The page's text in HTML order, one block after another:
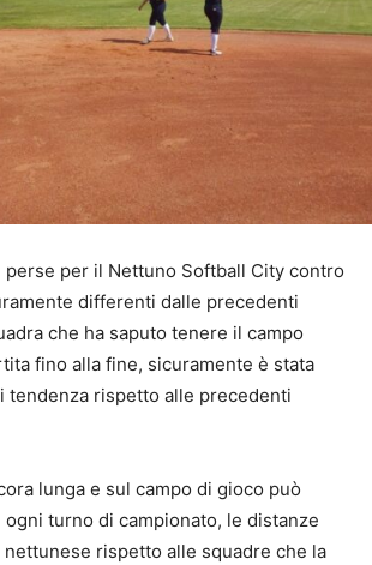
per il Nettuno Softball City contro
differenti dalle precedenti
che ha saputo tenere il campo
fino alla fine, sicuramente è stata
tendenza rispetto alle precedenti
lunga e sul campo di gioco può
turno di campionato, le distanze
rispetto alle squadre che la